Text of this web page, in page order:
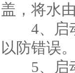
盖，将水
4、启动
以防错误
5、启动